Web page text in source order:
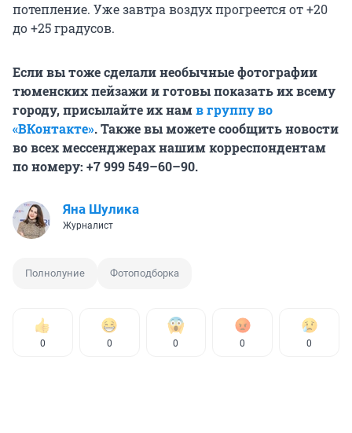
потепление. Уже завтра воздух прогреется от +20
до +25 градусов.
Если вы тоже сделали необычные фотографии
тюменских пейзажи и готовы показать их всему
городу, присылайте их намв группу во
«ВКонтакте». Также вы можете сообщить новости
во всех мессенджерах нашим корреспондентам
по номеру: +7 999 549–60–90.
Яна Шулика
Журналист
Полнолуние Фотоподборка
0 0 0 0 0